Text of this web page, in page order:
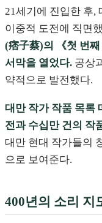
21세기에 진입한 후,
이중적 도전에 직면
(痞子蔡)의 《첫 번
서막을 열었다. 공상
약적으로 발전했다.
대만 작가 작품 목록
전과 수십만 건의 작
대만 현대 작가들의
으로 보여준다.
400년의 소리 지